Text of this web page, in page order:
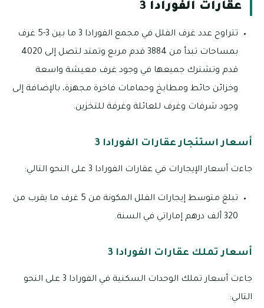
عقارات الفورادا 3
تتراوح عدد غرف الفلل في مجمع الفورادا 3 ما بين 3-5 غرف
بمساحات تبدأ من 3884 قدم مربع وتمتد لتصل إلى 4020
قدم وتشترك جميعها في وجود غرف معيشة واسعة
وخزائن حائط ومطابخ وحمامات فاخرة مجهزة، بالإضافة إلى
وجود شرفات وغرف للعائلة وغرفة للتخزين.
أسعار استئجار عقارات الفورادا 3
جاءت أسعار الإيجارات في عقارات الفورادا 3 على النحو التالي:
تبلغ متوسط إيجارات الفلل المكونة من 5 غرف ما يقرب من
320 ألف درهم إماراتي في السنة.
أسعار تملك عقارات الفورادا 3
جاءت أسعار تملك الوحدات السكنية في الفورادا 3 على النحو
التالي: